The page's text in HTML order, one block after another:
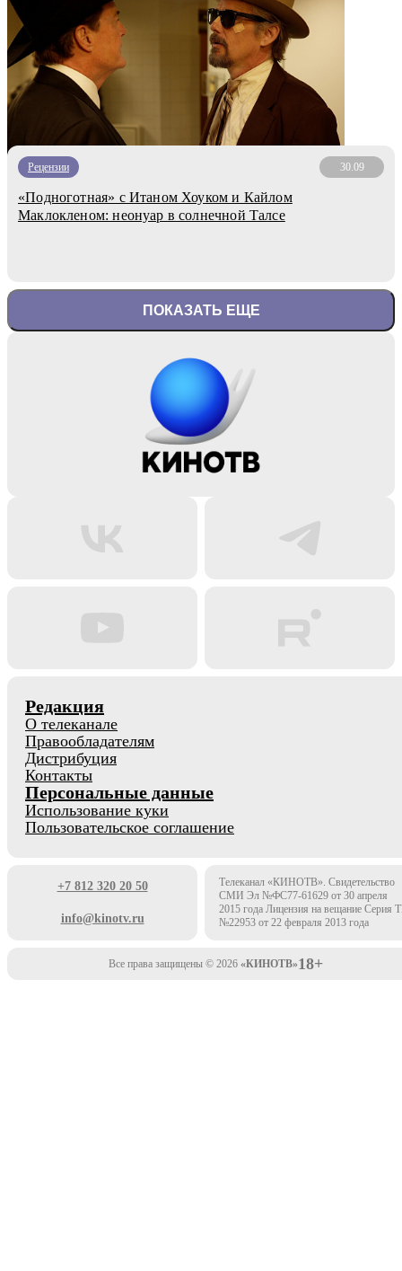
Рецензии 30.09
«Подноготная» с Итаном Хоуком и Кайлом
Маклокленом: неонуар в солнечной Талсе
ПОКАЗАТЬ ЕЩЕ
Редакция
О телеканале
Правообладателям
Дистрибуция
Контакты
Персональные данные
Использование куки
Пользовательское соглашение
+7 812 320 20 50
info@kinotv.ru
Телеканал «КИНОТВ». Свидетельство
СМИ Эл №ФС77-61629 от 30 апреля
2015 года Лицензия на вещание Серия
№22953 от 22 февраля 2013 года
Все права защищены © 2026 «КИНОТВ»18+